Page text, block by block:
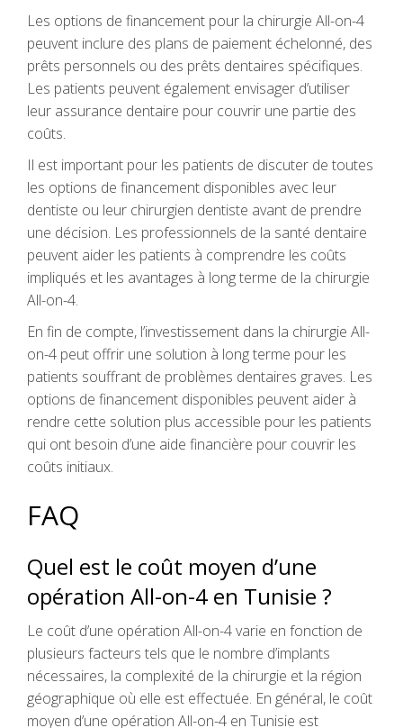
Les options de financement pour la chirurgie All-on-4
peuvent inclure des plans de paiement échelonné, des
prêts personnels ou des prêts dentaires spécifiques.
Les patients peuvent également envisager d’utiliser
leur assurance dentaire pour couvrir une partie des
coûts.
Il est important pour les patients de discuter de toutes
les options de financement disponibles avec leur
dentiste ou leur chirurgien dentiste avant de prendre
une décision. Les professionnels de la santé dentaire
peuvent aider les patients à comprendre les coûts
impliqués et les avantages à long terme de la chirurgie
All-on-4.
En fin de compte, l’investissement dans la chirurgie All-
on-4 peut offrir une solution à long terme pour les
patients souffrant de problèmes dentaires graves. Les
options de financement disponibles peuvent aider à
rendre cette solution plus accessible pour les patients
qui ont besoin d’une aide financière pour couvrir les
coûts initiaux.
FAQ
Quel est le coût moyen d’une
opération All-on-4 en Tunisie ?
Le coût d’une opération All-on-4 varie en fonction de
plusieurs facteurs tels que le nombre d’implants
nécessaires, la complexité de la chirurgie et la région
géographique où elle est effectuée. En général, le coût
moyen d’une opération All-on-4 en Tunisie est